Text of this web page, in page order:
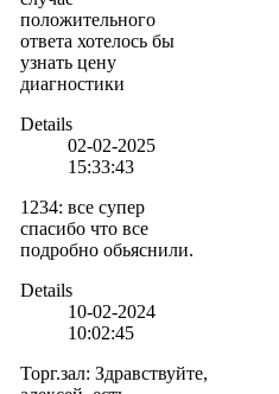
положительного
ответа хотелось бы
узнать цену
диагностики
Details
02-02-2025
15:33:43
1234: все супер
спасибо что все
подробно обьяснили.
Details
10-02-2024
10:02:45
Торг.зал: Здравствуйте,